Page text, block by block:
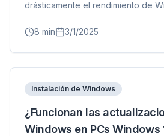
drásticamente el rendimiento de
8 min 3/1/2025
Instalación de Windows
¿Funcionan las
Windows en PCs Windows